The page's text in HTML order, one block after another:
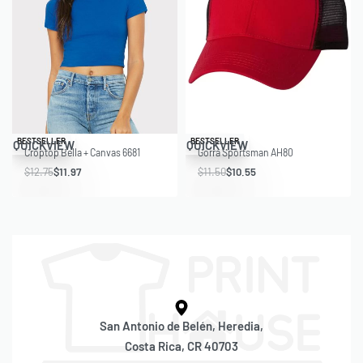
Save $0.78
BESTSELLER
QUICKVIEW
Croptop Bella + Canvas 6681
$12.75$11.97
Save $0.95
BESTSELLER
QUICKVIEW
Gorra Sportsman AH80
$11.50$10.55
San Antonio de Belén, Heredia,
Costa Rica, CR 40703